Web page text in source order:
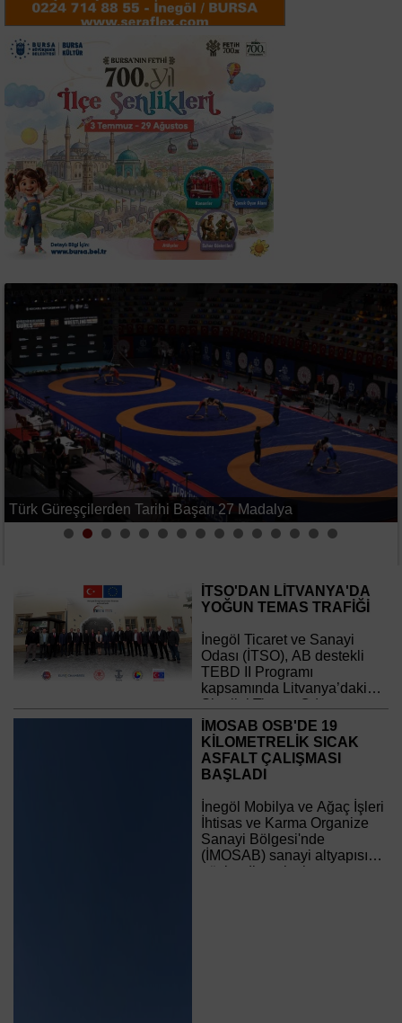
Başlık
Galatasaray Rennes ile 3-3 Berabere Kaldı
İTSO'DAN LİTVANYA'DA
YOĞUN TEMAS TRAFİĞİ
İnegöl Ticaret ve Sanayi
Odası (İTSO), AB destekli
TEBD II Programı
kapsamında Litvanya’daki
Siauliai Ticaret Odası
ortaklığıyla yürüttüğü “Dijital
Bağlantı” projesi
çerçevesinde Litvanya’da
kapsamlı bir program
gerçekleştirdi.
İMOSAB OSB'DE 19
KİLOMETRELİK SICAK
ASFALT ÇALIŞMASI
BAŞLADI
İnegöl Mobilya ve Ağaç İşleri
İhtisas ve Karma Organize
Sanayi Bölgesi'nde
(İMOSAB) sanayi altyapısını
güçlendirecek ulaşım